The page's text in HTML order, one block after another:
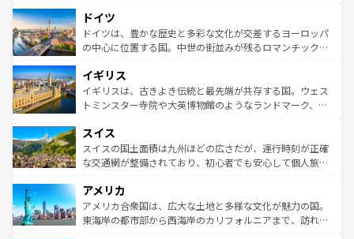
せる。地方によって風土や気候が異なるスペインはその個
性で訪れる人を魅了する。 なお、新着のスペイン情報は コ
ンテンツ一覧を参照してほしい。
で、幅広い魅力が詰まっている。華麗な宮殿、歴史的な大
聖堂、美しいビーチ、そして豊かな自然が、訪れる者を心
から魅了する。また、フランスは美食の国としても知ら
いる。シャンパンの発祥地であるランス、プロヴァンスの
香り高いラベンダー畑など、多彩な楽しみ方が可能だ。さ
らに、パリ以外の地域にも魅力が溢れており、どの街角に
れる地方に足を運ぶとそれぞれで全く異なる文化を体験で
きるだろう。 なお、新着のフランス情報はコンテンツ一覧
を参照してほしい。
ドイツ
ドイツは、豊かな歴史と多彩な文化が交差するヨーロッパ
の中心に位置する国。中世の街並みが残るロマンチック街
顔を持つこの国は、どこを歩いても飽きることがない。ベ
ルリンの文化的活気、バイエルン州のアルプスの絶景、そ
してライン川沿いのワイン畑といった風景は必見。ビール
は、お酒好きな人にはぜひ体験してほしい。 なお、新着の
ドイツ情報はコンテンツ一覧を参照してほしい。
イギリス
イギリスは、古きよき伝統と最先端が共存する国。ウェス
トミンスター寺院や大英博物館のようなランドマーク、歴
リアごとに異なる魅力がある。また、優雅なアフタヌーン
ティー、ビール好きにはたまらない英国パブ、サッカー観
戦など、本場だからこそできる体験も豊富。イギリスを旅
ンツ一覧を参照してほしい。
スイス
スイスの国土面積は九州ほどの広さだが、運行時刻が正確
な交通網が整備されており、初心者でも安心して個人旅行
の建物がそのまま残る町や、スイスならではのユニークな
博物館もあり、アルプス観光だけでなく町歩きも満喫する
ことができる。国民の所得が高いため物価も高いが、旅行
アメリカ
アメリカ合衆国は、広大な土地と多様な文化が魅力の国。
東海岸の都市部から西海岸のカリフォルニアまで、訪れる